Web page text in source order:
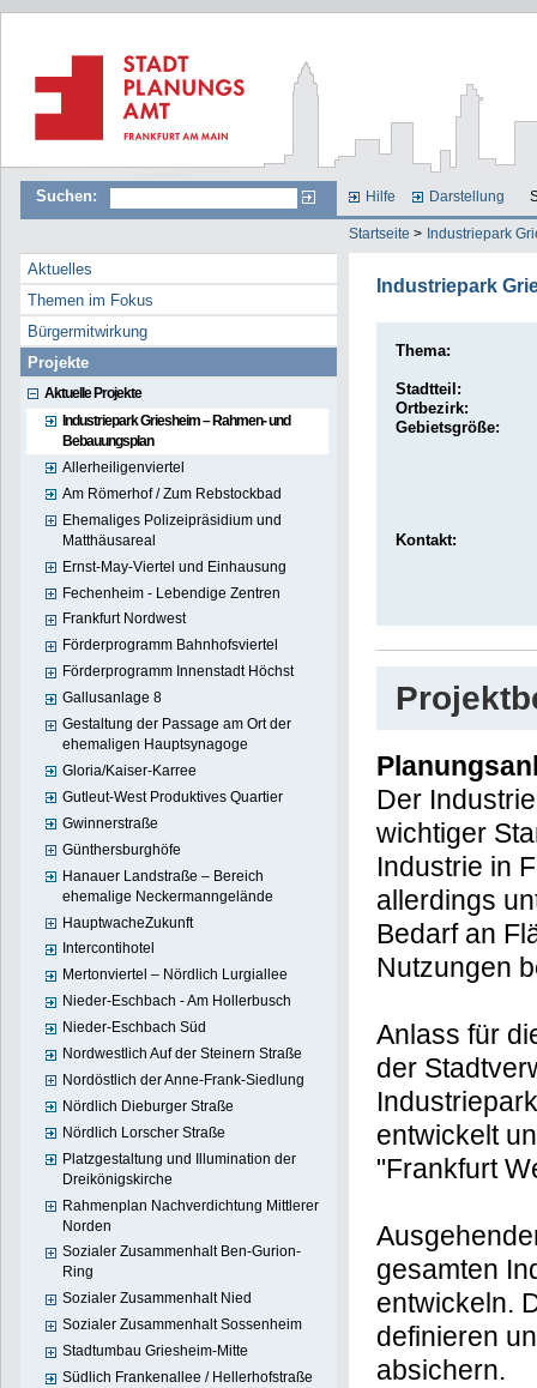
Suchen: Hilfe Darstellung
Startseite > Industriepark
Aktuelles
Themen im Fokus
Bürgermitwirkung
Projekte
Aktuelle Projekte
Industriepark Griesheim – Rahmen- und
Bebauungsplan
Allerheiligenviertel
Am Römerhof / Zum Rebstockbad
Ehemaliges Polizeipräsidium und
Matthäusareal
Ernst-May-Viertel und Einhausung
Fechenheim - Lebendige Zentren
Frankfurt Nordwest
Förderprogramm Bahnhofsviertel
Förderprogramm Innenstadt Höchst
Gallusanlage 8
Gestaltung der Passage am Ort der
ehemaligen Hauptsynagoge
Gloria/Kaiser-Karree
Gutleut-West Produktives Quartier
Gwinnerstraße
Günthersburghöfe
Hanauer Landstraße – Bereich
ehemalige Neckermanngelände
HauptwacheZukunft
Intercontihotel
Mertonviertel – Nördlich Lurgiallee
Nieder-Eschbach - Am Hollerbusch
Nieder-Eschbach Süd
Nordwestlich Auf der Steinern Straße
Nordöstlich der Anne-Frank-Siedlung
Nördlich Dieburger Straße
Nördlich Lorscher Straße
Platzgestaltung und Illumination der
Dreikönigskirche
Rahmenplan Nachverdichtung Mittlerer
Norden
Sozialer Zusammenhalt Ben-Gurion-
Ring
Sozialer Zusammenhalt Nied
Sozialer Zusammenhalt Sossenheim
Stadtumbau Griesheim-Mitte
Südlich Frankenallee / Hellerhofstraße
Industriepark
Thema:
Stadtteil:
Ortbezirk:
Gebietsgröße:
Kontakt:
Der
wichtiger
Industrie in
allerdings
Bedarf an
Nutzungen
Anlass für
der
entwickelt
"Frankfurt
gesamten
entwickeln.
definieren
absichern.